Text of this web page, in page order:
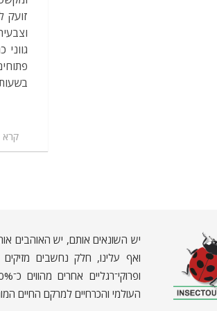
זועק
קרא
יש השונאים אותם, יש האוהבים
ואף עלינו, חלק נחשבים מזיקים
העולמי והכרחיים למרקם החיים